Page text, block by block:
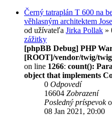
Černý tatraplán T 600 na
věhlasným architektem
od užívateľa Jirka Pollak »
zážitky
[phpBB Debug] PHP
[ROOT]/vendor/twig/
on line 1266: count():
object that implements
0 Odpovedí
16604 Zobrazení
Posledný príspevok
08 Jan 2021, 20:00